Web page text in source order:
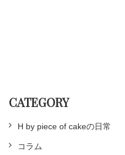
CATEGORY
H by piece of cakeの日常
コラム